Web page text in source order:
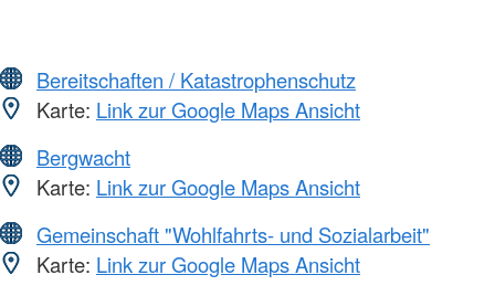
Bereitschaften / Katastrophenschutz
Karte: Link zur Google Maps Ansicht
Bergwacht
Karte: Link zur Google Maps Ansicht
Gemeinschaft "Wohlfahrts- und Sozialarbeit"
Karte: Link zur Google Maps Ansicht